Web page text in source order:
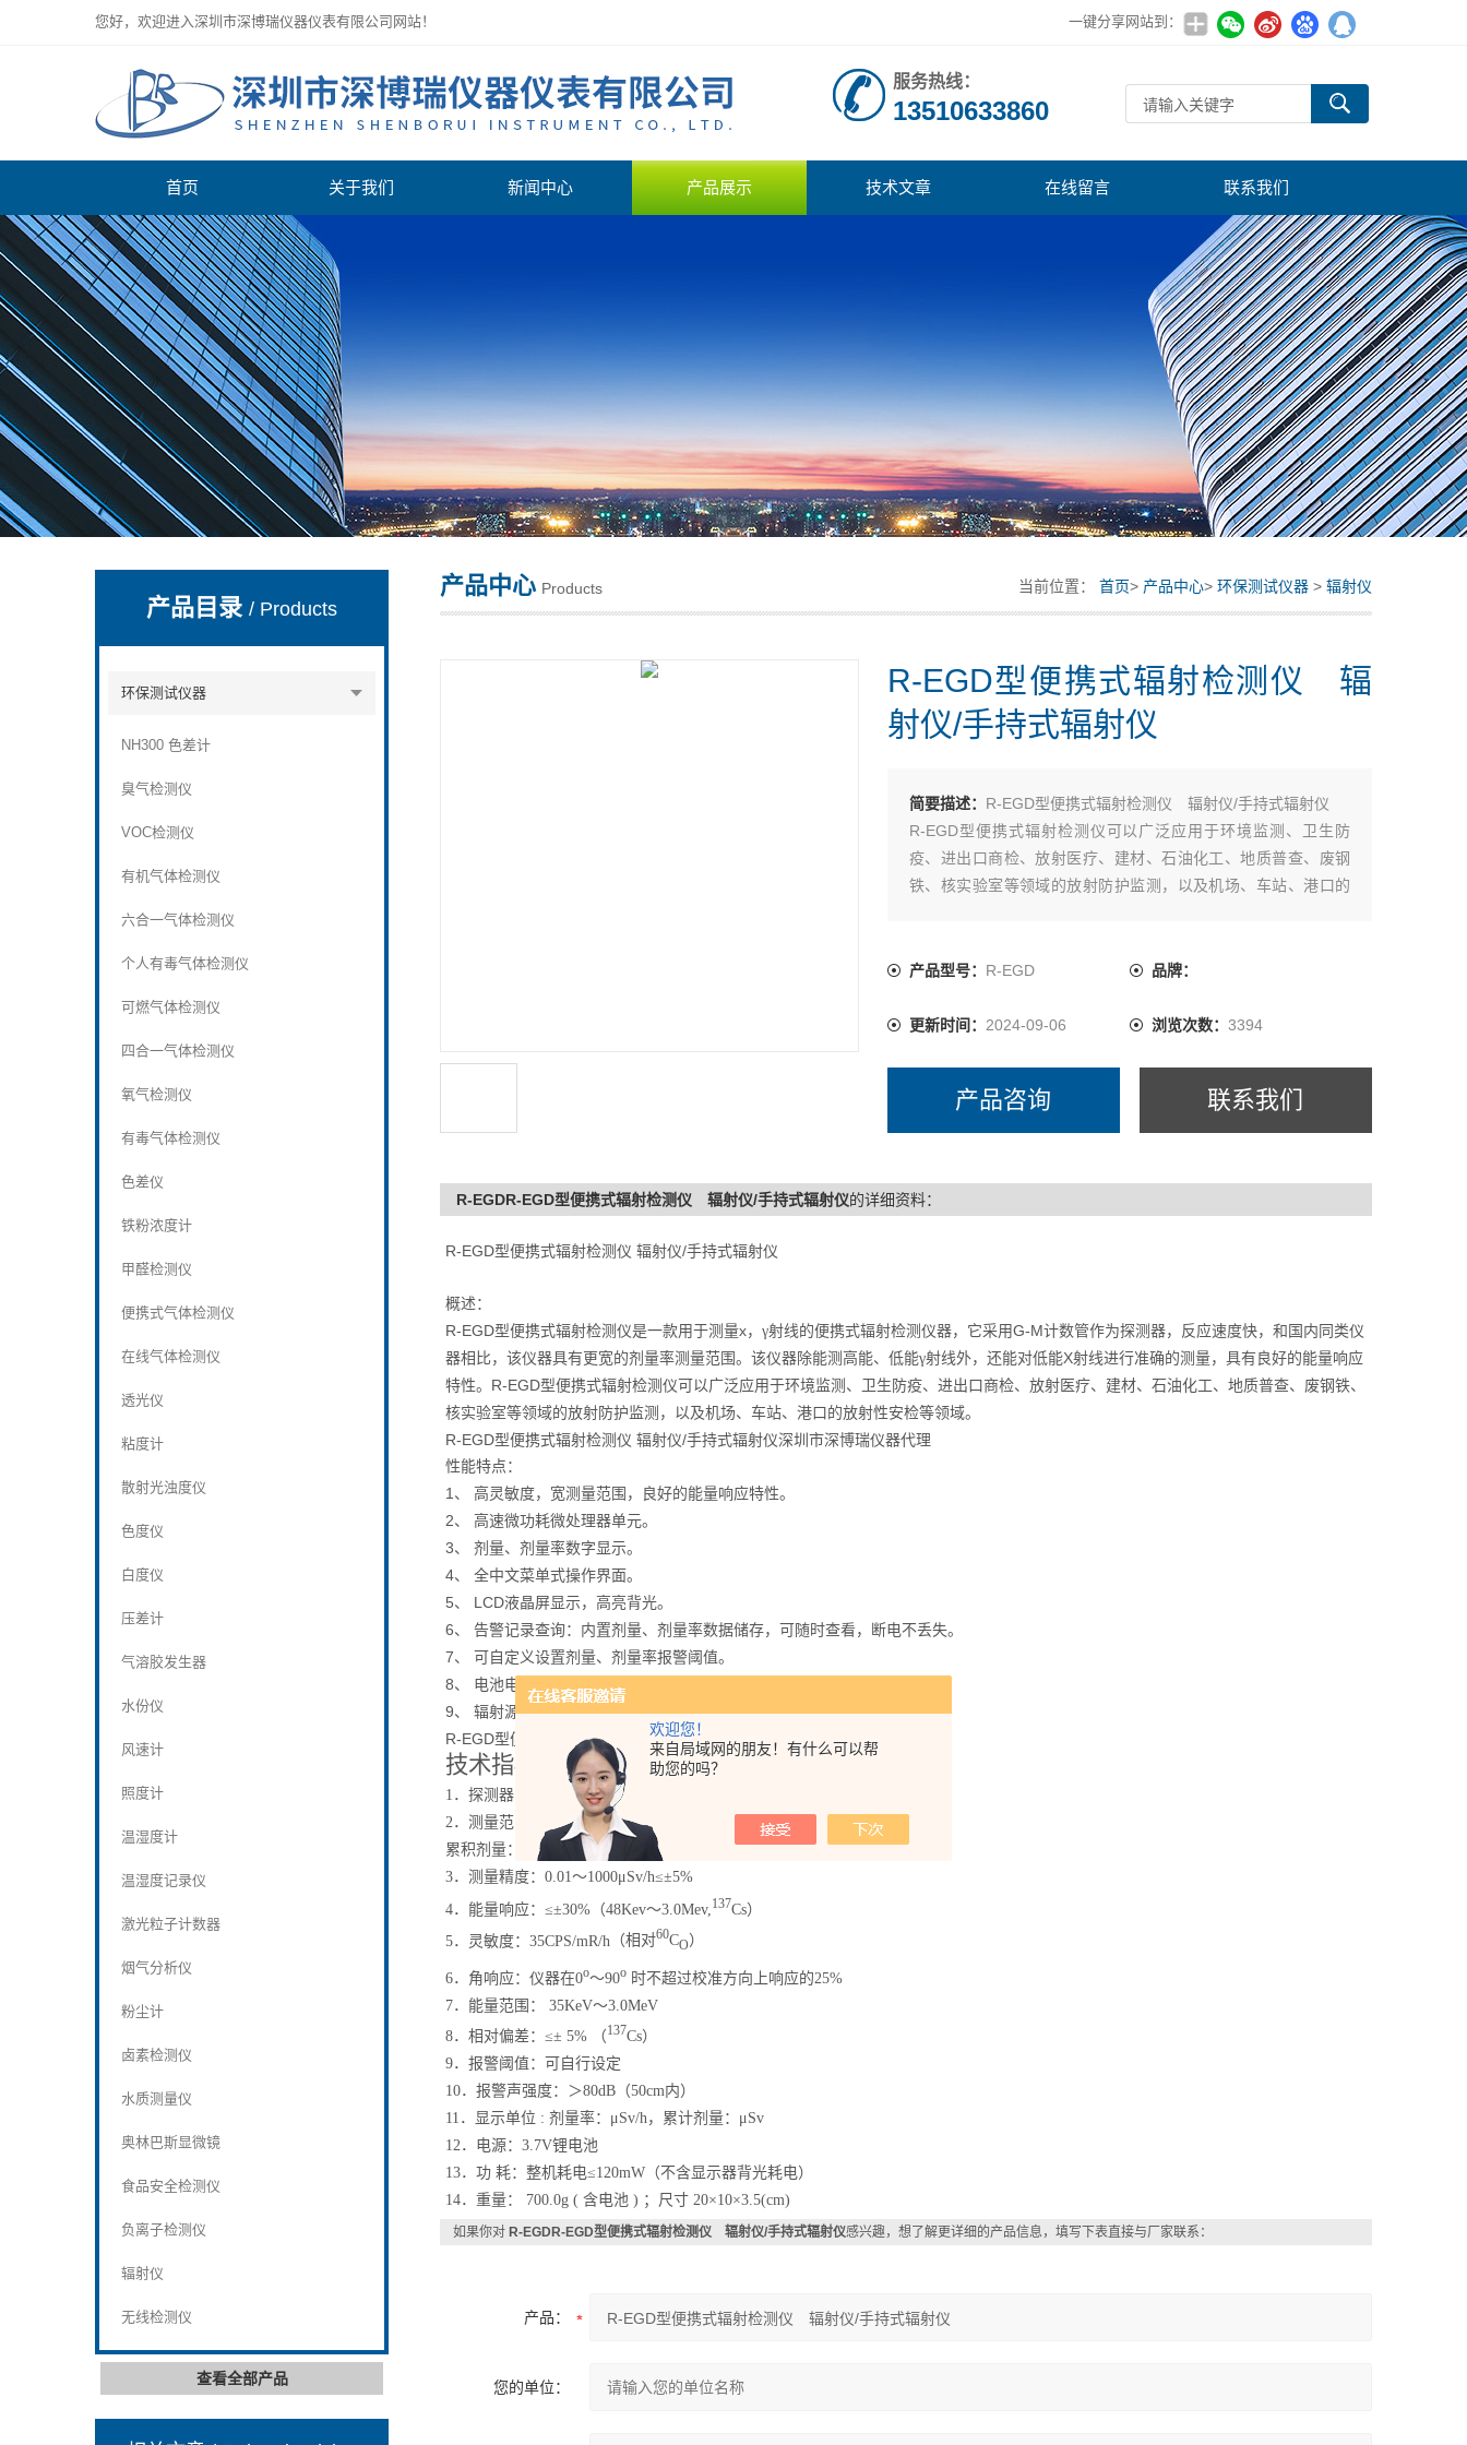
欢迎您！
来自局域网的朋友！有什么可以帮
助您的吗？
您好，欢迎进入深圳市深博瑞仪器仪表有限公司网站！ 一键分享网站到：
深圳市深博瑞仪器仪表有限公司
服务热线：
13510633860
首页 关于我们 新闻中心 产品展示 技术文章 在线留言 联系我们
产品目录/ Products
环保测试仪器
NH300 色差计
臭气检测仪
VOC检测仪
有机气体检测仪
六合一气体检测仪
个人有毒气体检测仪
可燃气体检测仪
四合一气体检测仪
氧气检测仪
有毒气体检测仪
色差仪
铁粉浓度计
甲醛检测仪
便携式气体检测仪
在线气体检测仪
透光仪
粘度计
散射光浊度仪
色度仪
白度仪
压差计
气溶胶发生器
水份仪
风速计
照度计
温湿度计
温湿度记录仪
激光粒子计数器
烟气分析仪
粉尘计
卤素检测仪
水质测量仪
奥林巴斯显微镜
食品安全检测仪
负离子检测仪
辐射仪
无线检测仪
查看全部产品
产品中心 Products 当前位置： 首页> 产品中心> 环保测试仪器 > 辐射仪
R-EGD型便携式辐射检测仪 辐
射仪/手持式辐射仪
简要描述： R-EGD型便携式辐射检测仪 辐射仪/手持式辐射仪
R-EGD型便携式辐射检测仪可以广泛应用于环境监测、卫生防
疫、进出口商检、放射医疗、建材、石油化工、地质普查、废钢
铁、核实验室等领域的放射防护监测，以及机场、车站、港口的
产品型号： R-EGD 品牌：
更新时间： 2024-09-06 浏览次数： 3394
产品咨询 联系我们
R-EGDR-EGD型便携式辐射检测仪 辐射仪/手持式辐射仪的详细资料：
R-EGD型便携式辐射检测仪 辐射仪/手持式辐射仪
概述：
R-EGD型便携式辐射检测仪是一款用于测量x，γ射线的便携式辐射检测仪器，它采用G-M计数管作为探测器，反应速度快，和国内同类仪
器相比，该仪器具有更宽的剂量率测量范围。该仪器除能测高能、低能γ射线外，还能对低能X射线进行准确的测量，具有良好的能量响应
特性。 R-EGD型便携式辐射检测仪可以广泛应用于环境监测、卫生防疫、进出口商检、放射医疗、建材、石油化工、地质普查、废钢铁、
核实验室等领域的放射防护监测，以及机场、车站、港口的放射性安检等领域。
R-EGD型便携式辐射检测仪 辐射仪/手持式辐射仪深圳市深博瑞仪器代理
性能特点：
1 、 高灵敏度，宽测量范围，良好的能量响应特性。
2、 高速微功耗微处理器单元。
3、 剂量、剂量率数字显示。
4、 全中文菜单式操作界面。
5、 LCD液晶屏显示，高亮背光。
6、 告警记录查询：内置剂量、剂量率数据储存，可随时查看，断电不丢失。
7、 可自定义设置剂量、剂量率报警阈值。
8、 电池电量实时显示功能，欠压报警功能。
9、 辐射源点追踪功能。
R-EGD型便携式辐射检测仪 辐射仪/手持式辐射仪深博瑞仪器
技术指标：
1 ．探测器：G-M计数管 。
2．测量范围：剂量率：0.01μSv/h～15mSv/h；（可选0.01μSv/h～150mSv/h）
累积剂量：0.00μSv～9.99Sv
3．测量精度：0.01～1000μSv/h≤±5%
4．能量响应：≤±30%（48Kev～3.0Mev, 137Cs）
5．灵敏度： 35CPS/mR/h （相对60CO）
6．角响应：仪器在0o～90o 时不超过校准方向上响应的25%
7．能量范围： 35KeV～3.0MeV
8．相对偏差：≤± 5% （137Cs）
9．报警阈值：可自行设定
10．报警声强度：＞80dB（50cm内）
11．显示单位 : 剂量率：μSv/h，累计剂量：μSv
12．电源：3.7V锂电池
13．功 耗：整机耗电≤120mW（不含显示器背光耗电）
14．重量： 700.0g ( 含电池 ) ；尺寸 20×10×3.5(cm)
如果你对 R-EGDR-EGD型便携式辐射检测仪 辐射仪/手持式辐射仪感兴趣，想了解更详细的产品信息，填写下表直接与厂家联系：
产品：
您的单位：